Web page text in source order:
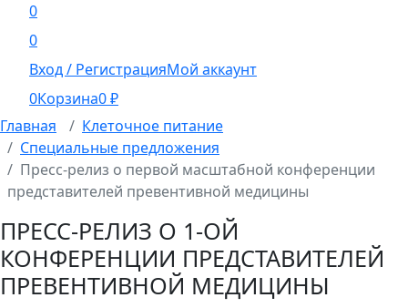
0
0
Вход / РегистрацияМой аккаунт
0Корзина0₽
Главная
Клеточное питание
Специальные предложения
Пресс-релиз о первой масштабной конференции
представителей превентивной медицины
ПРЕСС-РЕЛИЗ О 1-ОЙ
КОНФЕРЕНЦИИ ПРЕДСТАВИТЕЛЕЙ
ПРЕВЕНТИВНОЙ МЕДИЦИНЫ